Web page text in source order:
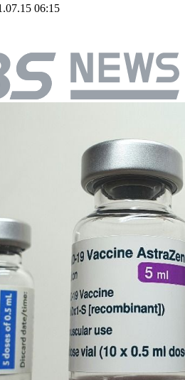
06:15